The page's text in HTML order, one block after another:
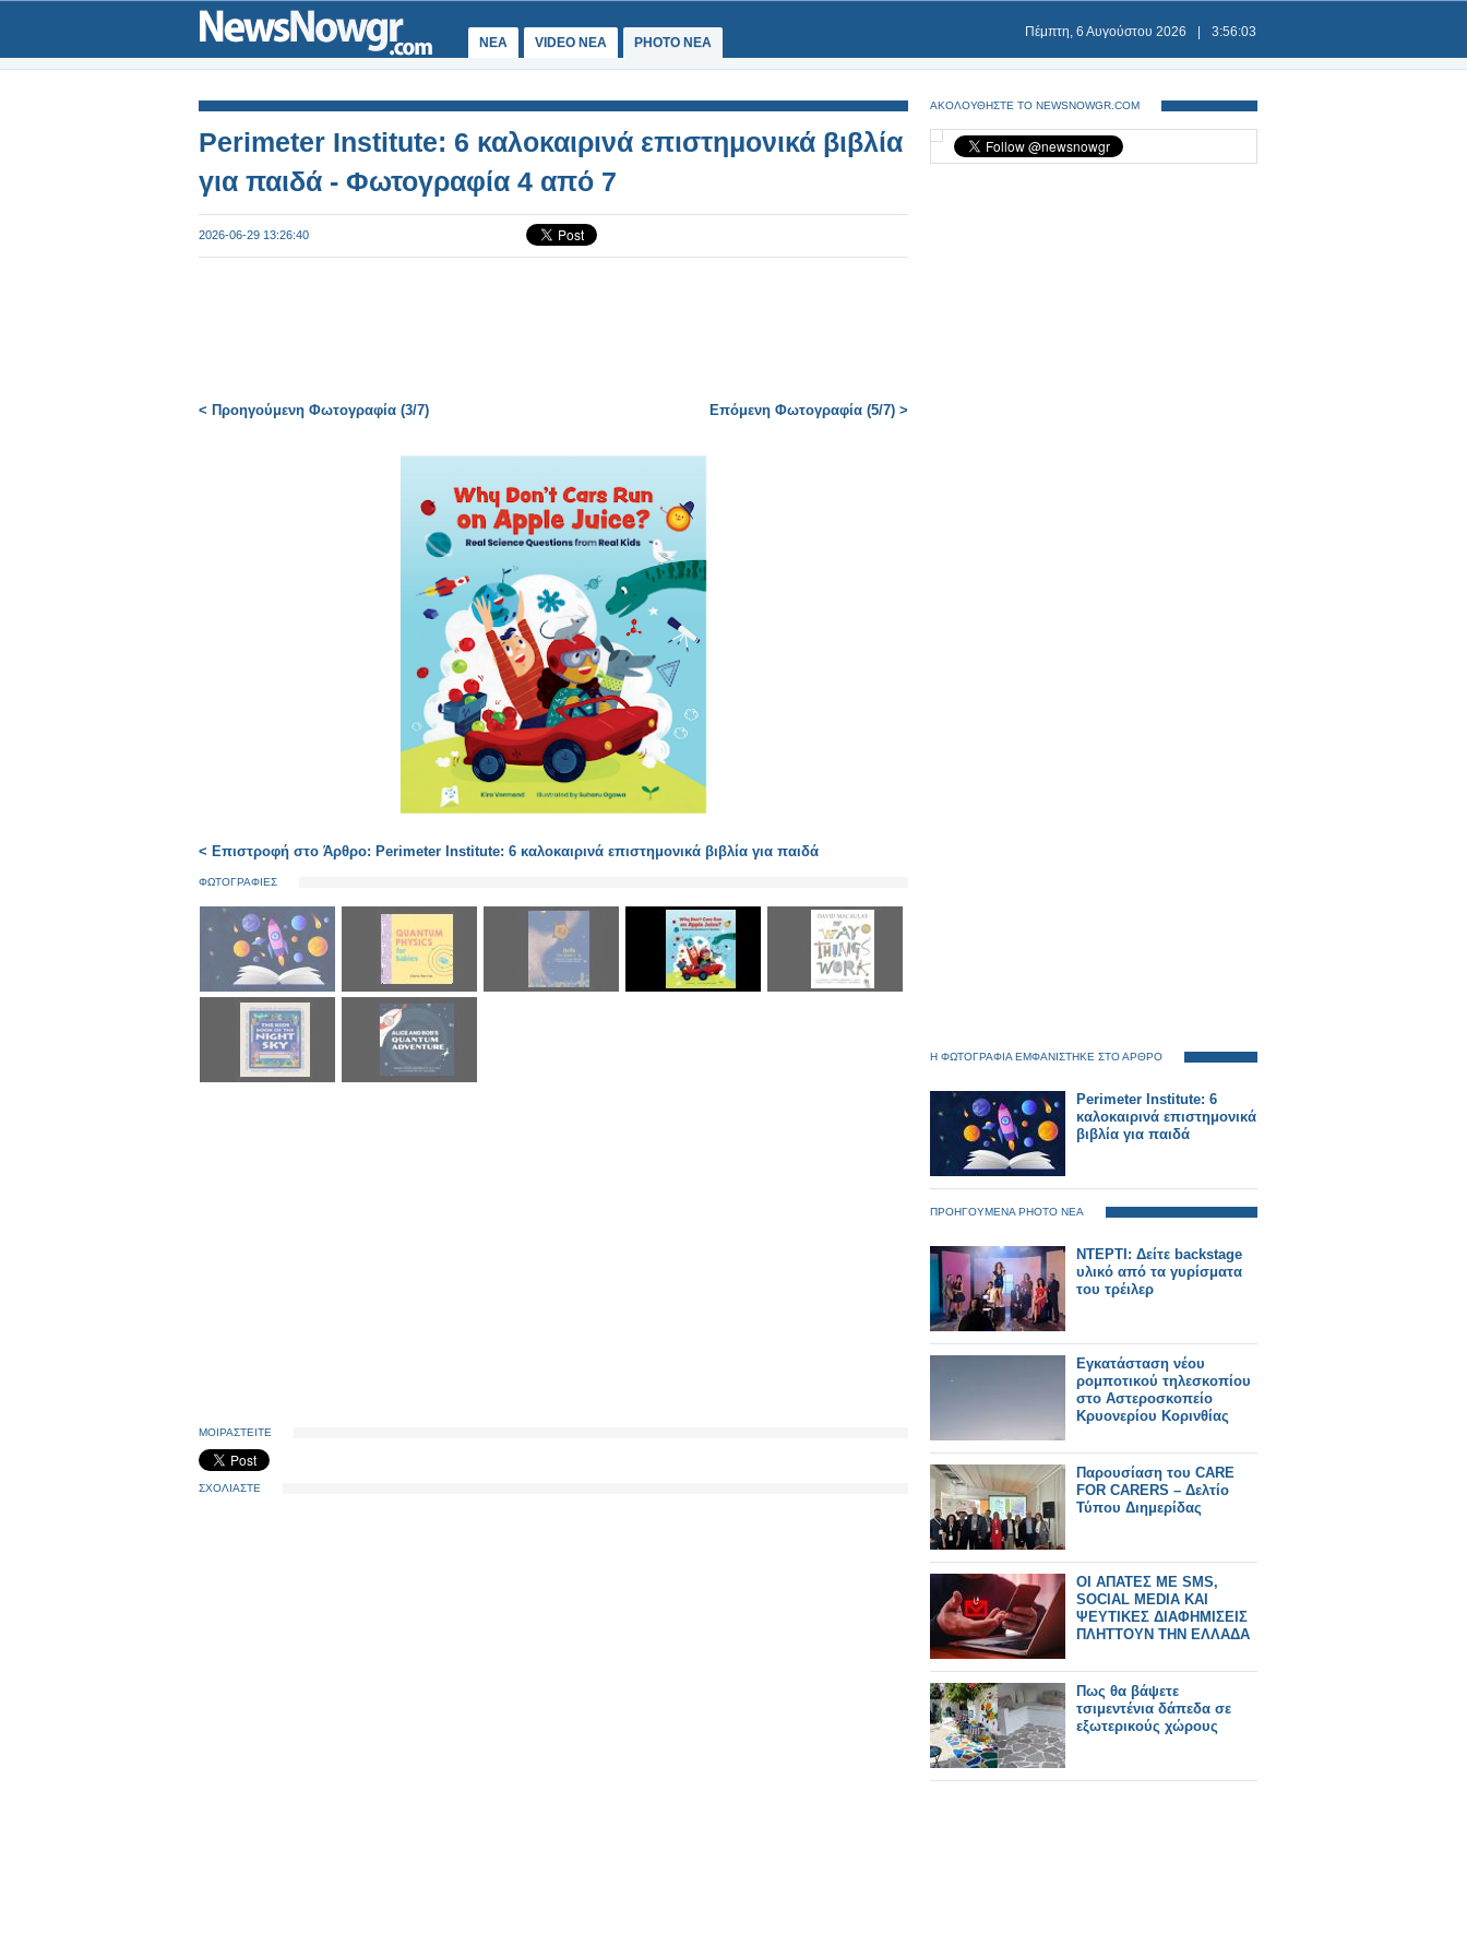
ΝΕΑ VIDEO NEA PHOTO NEA
Πέμπτη, 6 Αυγούστου 2026 3:56:03
Perimeter Institute: 6 καλοκαιρινά επιστημονικά βιβλία
για παιδά - Φωτογραφία 4 από 7
2026-06-29 13:26:40
< Προηγούμενη Φωτογραφία (3/7) Επόμενη Φωτογραφία (5/7) >
< Επιστροφή στο Άρθρο: Perimeter Institute: 6 καλοκαιρινά επιστημονικά βιβλία για παιδά
ΦΩΤΟΓΡΑΦΙΕΣ
ΜΟΙΡΑΣΤΕΙΤΕ
ΣΧΟΛΙΑΣΤΕ
ΑΚΟΛΟΥΘΗΣΤΕ ΤΟ NEWSNOWGR.COM
Η ΦΩΤΟΓΡΑΦΙΑ ΕΜΦΑΝΙΣΤΗΚΕ ΣΤΟ ΑΡΘΡΟ
Perimeter Institute: 6
καλοκαιρινά επιστημονικά
βιβλία για παιδά
ΠΡΟΗΓΟΥΜΕΝΑ PHOTO ΝΕΑ
ΝΤΕΡΤΙ: Δείτε backstage
υλικό από τα γυρίσματα
του τρέιλερ
Εγκατάσταση νέου
ρομποτικού τηλεσκοπίου
στο Αστεροσκοπείο
Κρυονερίου Κορινθίας
Παρουσίαση του CARE
FOR CARERS – Δελτίο
Τύπου Διημερίδας
ΟΙ ΑΠΑΤΕΣ ΜΕ SMS,
SOCIAL MEDIA ΚΑΙ
ΨΕΥΤΙΚΕΣ ΔΙΑΦΗΜΙΣΕΙΣ
ΠΛΗΤΤΟΥΝ ΤΗΝ ΕΛΛΑΔΑ
Πως θα βάψετε
τσιμεντένια δάπεδα σε
εξωτερικούς χώρους